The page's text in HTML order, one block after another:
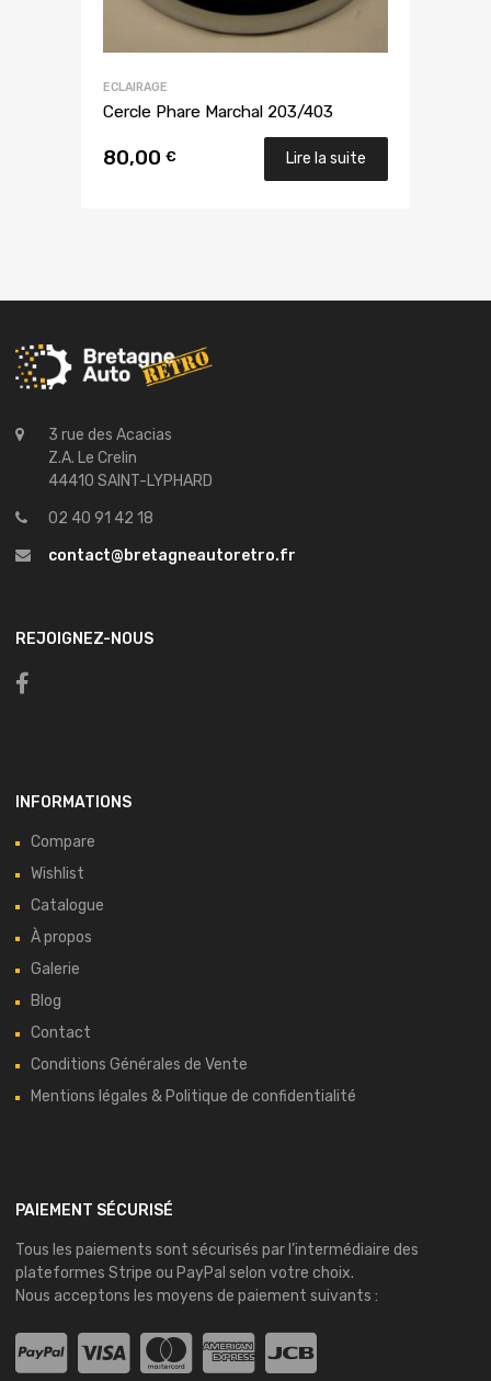
ECLAIRAGE
Cercle Phare Marchal 203/403
80,00 € Lire la suite
3 rue des Acacias
Z.A. Le Crelin
44410 SAINT-LYPHARD
02 40 91 42 18
contact@bretagneautoretro.fr
REJOIGNEZ-NOUS
INFORMATIONS
Compare
Wishlist
Catalogue
À propos
Galerie
Blog
Contact
Conditions Générales de Vente
Mentions légales & Politique de confidentialité
PAIEMENT SÉCURISÉ
Tous les paiements sont sécurisés par l’intermédiaire des
plateformes Stripe ou PayPal selon votre choix.
Nous acceptons les moyens de paiement suivants :